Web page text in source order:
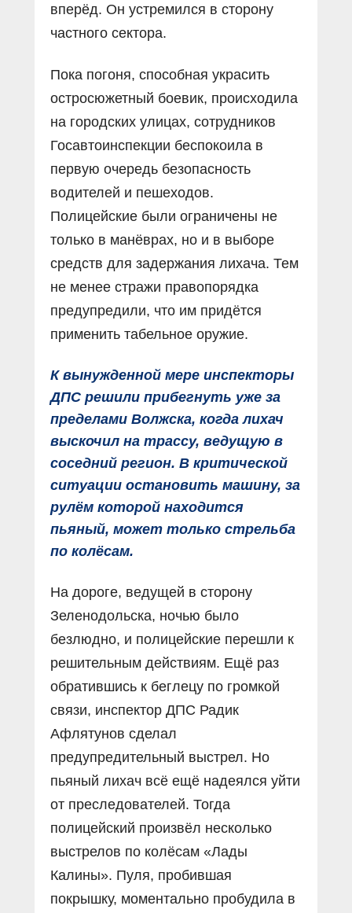
вперëд. Он устремился в сторону
частного сектора.
Пока погоня, способная украсить
остросюжетный боевик, происходила
на городских улицах, сотрудников
Госавтоинспекции беспокоила в
первую очередь безопасность
водителей и пешеходов.
Полицейские были ограничены не
только в манëврах, но и в выборе
средств для задержания лихача. Тем
не менее стражи правопорядка
предупредили, что им придëтся
применить табельное оружие.
К вынужденной мере инспекторы
ДПС решили прибегнуть уже за
пределами Волжска, когда лихач
выскочил на трассу, ведущую в
соседний регион. В критической
ситуации остановить машину, за
рулëм которой находится
пьяный, может только стрельба
по колëсам.
На дороге, ведущей в сторону
Зеленодольска, ночью было
безлюдно, и полицейские перешли к
решительным действиям. Ещё раз
обратившись к беглецу по громкой
связи, инспектор ДПС Радик
Афлятунов сделал
предупредительный выстрел. Но
пьяный лихач всё ещë надеялся уйти
от преследователей. Тогда
полицейский произвёл несколько
выстрелов по колёсам «Лады
Калины». Пуля, пробившая
покрышку, моментально пробудила в